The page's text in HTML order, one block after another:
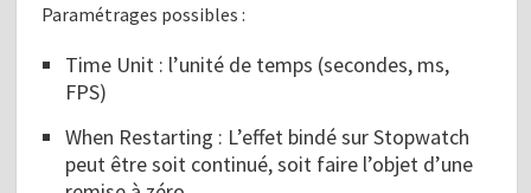
Paramétrages possibles :
Time Unit : l’unité de temps (secondes, ms,
FPS)
When Restarting : L’effet bindé sur Stopwatch
peut être soit continué, soit faire l’objet d’une